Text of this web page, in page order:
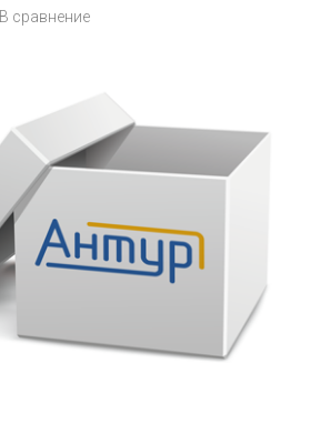
В сравнение